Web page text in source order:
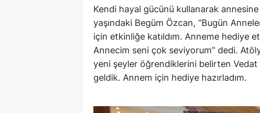
Kendi hayal gücünü kullanarak annesine
yaşındaki Begüm Özcan, “Bugün
için etkinliğe katıldım. Anneme hediye
Annecim seni çok seviyorum” dedi.
yeni şeyler öğrendiklerini belirten Vedat
geldik. Annem için hediye hazırladım.